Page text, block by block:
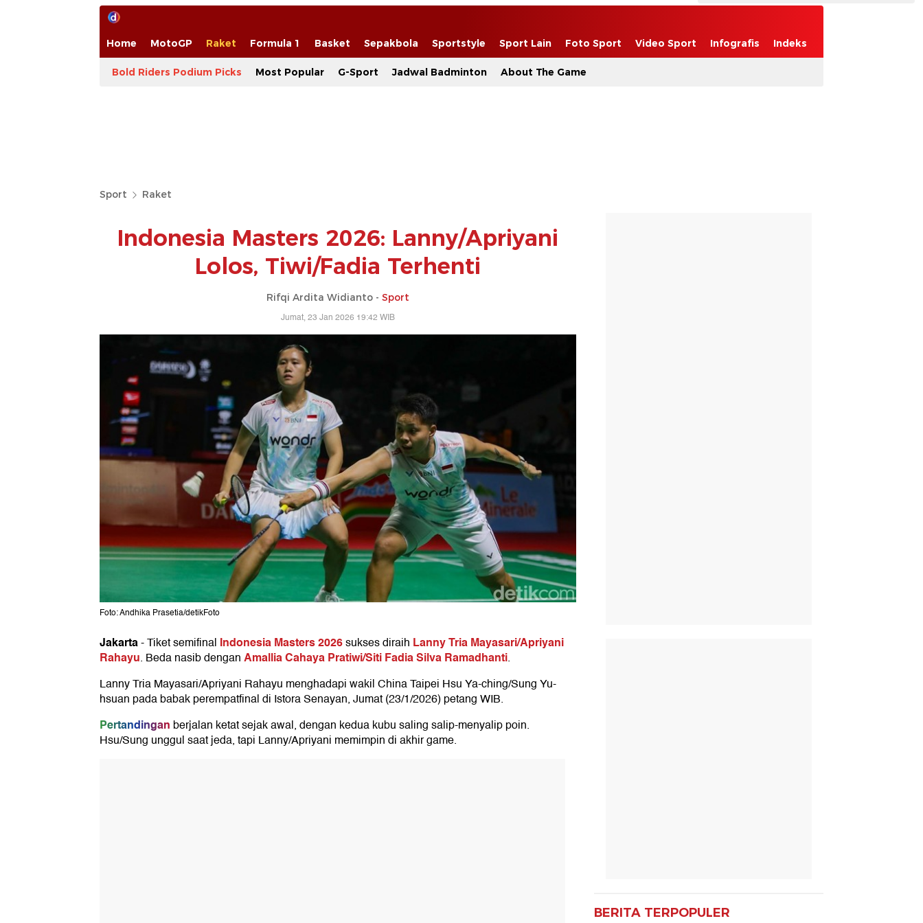
Home MotoGP Raket Formula 1 Basket Sepakbola Sportstyle Sport Lain Foto Sport Video Sport Infografis Indeks
Bold Riders Podium Picks Most Popular G-Sport Jadwal Badminton About The Game
Sport Raket
Indonesia Masters 2026: Lanny/Apriyani
Lolos, Tiwi/Fadia Terhenti
Rifqi Ardita Widianto - Sport
Jumat, 23 Jan 2026 19:42 WIB
Foto: Andhika Prasetia/detikFoto
Jakarta-Tiket semifinal Indonesia Masters 2026sukses diraih Lanny Tria Mayasari/Apriyani
Rahayu. Beda nasib denganAmallia Cahaya Pratiwi/Siti Fadia Silva Ramadhanti.
Lanny Tria Mayasari/Apriyani Rahayu menghadapi wakil China Taipei Hsu Ya-ching/Sung Yu-
hsuan pada babak perempatfinal di Istora Senayan, Jumat (23/1/2026) petang WIB.
Pertandingan berjalan ketat sejak awal, dengan kedua kubu saling salip-menyalip poin.
Hsu/Sung unggul saat jeda, tapi Lanny/Apriyani memimpin di akhir game.
BERITA TERPOPULER